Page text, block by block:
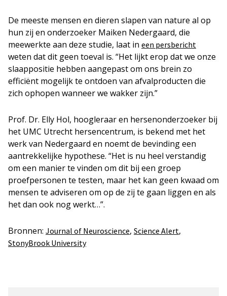
De meeste mensen en dieren slapen van nature al op
hun zij en onderzoeker Maiken Nedergaard, die
meewerkte aan deze studie, laat in een persbericht
weten dat dit geen toeval is. “Het lijkt erop dat we onze
slaappositie hebben aangepast om ons brein zo
efficiënt mogelijk te ontdoen van afvalproducten die
zich ophopen wanneer we wakker zijn.”
Prof. Dr. Elly Hol, hoogleraar en hersenonderzoeker bij
het UMC Utrecht hersencentrum, is bekend met het
werk van Nedergaard en noemt de bevinding een
aantrekkelijke hypothese. “Het is nu heel verstandig
om een manier te vinden om dit bij een groep
proefpersonen te testen, maar het kan geen kwaad om
mensen te adviseren om op de zij te gaan liggen en als
het dan ook nog werkt…”.
Bronnen: Journal of Neuroscience, Science Alert,
StonyBrook University